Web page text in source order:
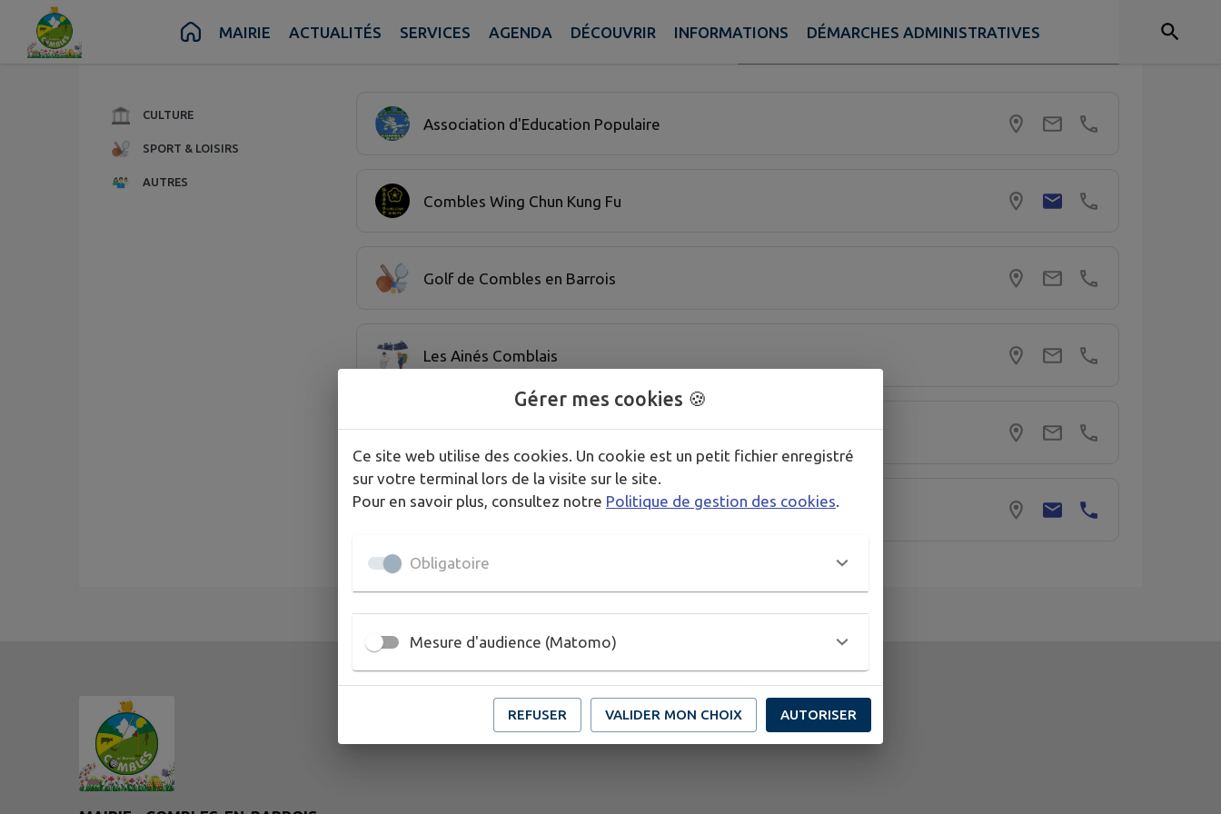
Contenu Recherche Pied de page
MAIRIE ACTUALITÉS SERVICES AGENDA DÉCOUVRIR INFORMATIONS DÉMARCHES ADMINISTRATIVES
CULTURE
SPORT & LOISIRS
AUTRES
Rechercher
Association d'Education Populaire
Combles Wing Chun Kung Fu
Golf de Combles en Barrois
Les Ainés Comblais
Les Créateurs Comblais
Musique à manivelle
Gérer mes cookies 🍪
Ce site web utilise des cookies. Un cookie est un petit fichier enregistré
sur votre terminal lors de la visite sur le site.
Pour en savoir plus, consultez notre Politique de gestion des cookies
Obligatoire
Mesure d'audience (Matomo)
REFUSER VALIDER MON CHOIX AUTORISER